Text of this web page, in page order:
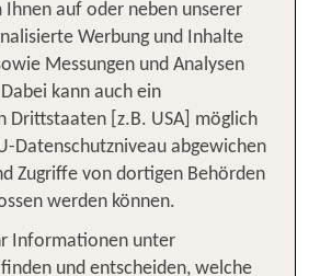
Algarve gehören zu
Reiseziele
mit dem Mietwagen an der
wie möglich zu gestalten,
die Du beachten solltest.
Fahrzeug, das zu Deinen
Ob Stadtflitzer, robustes
Ihnen auf oder neben unserer
Werbung und Inhalte
Messungen und Analysen
kann auch ein
Drittstaaten [z.B. USA] möglich
Datenschutzniveau abgewichen
Zugriffe von dortigen Behörden
werden können.
Informationen unter
und entscheiden, welche